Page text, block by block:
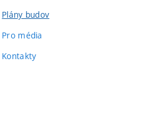
Plány budov
Pro média
Kontakty